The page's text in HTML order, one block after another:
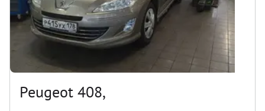
Peugeot 408,